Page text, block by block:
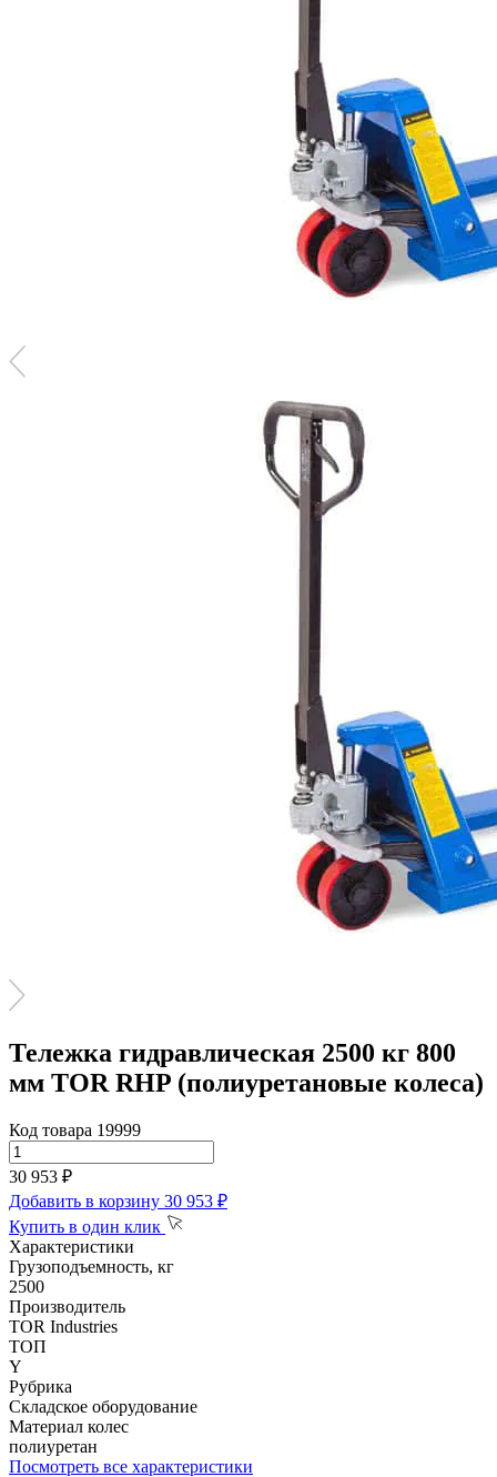
Тележка гидравлическая 2500 кг 800
мм TOR RHP (полиуретановые колеса)
Код товара 19999
30 953 ₽
Добавить в корзину 30 953 ₽
Купить в один клик
Характеристики
Грузоподъемность, кг
2500
Производитель
TOR Industries
ТОП
Y
Рубрика
Складское оборудование
Материал колес
полиуретан
Посмотреть все характеристики